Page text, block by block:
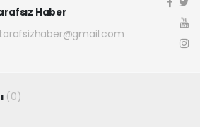
Haber
(0)